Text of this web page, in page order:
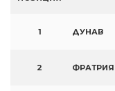
1 ДУНАВ
2 ФРАТРИЯ